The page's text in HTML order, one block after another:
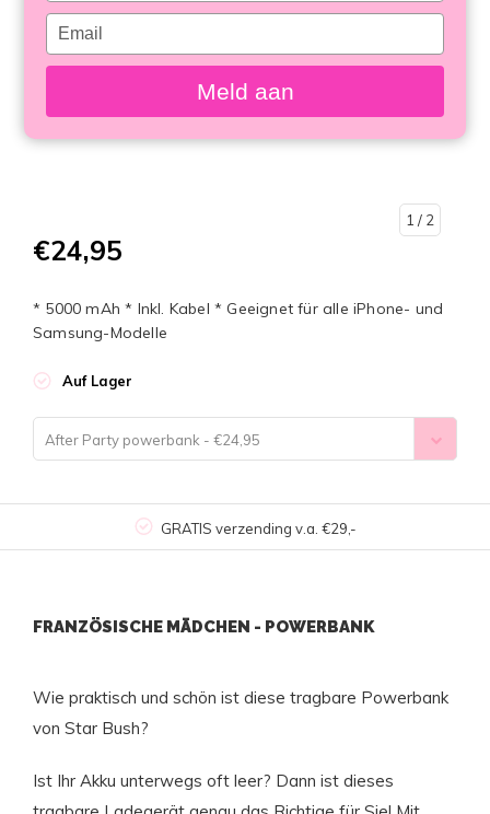
1 / 2
€24,95
* 5000 mAh * Inkl. Kabel * Geeignet für alle iPhone- und
Samsung-Modelle
Auf Lager
After Party powerbank - €24,95
GRATIS verzending v.a. €29,-
FRANZÖSISCHE MÄDCHEN - POWERBANK
Wie praktisch und schön ist diese tragbare Powerbank
von Star Bush?
Ist Ihr Akku unterwegs oft leer? Dann ist dieses
name
Type
your
email
Meld aan